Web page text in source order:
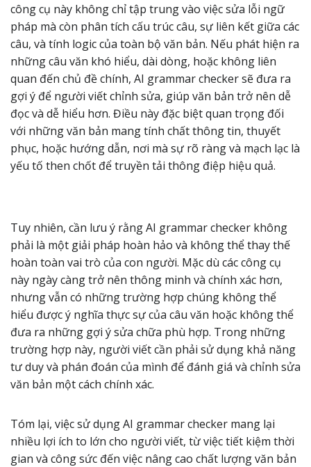
công cụ này không chỉ tập trung vào việc sửa lỗi ngữ
pháp mà còn phân tích cấu trúc câu, sự liên kết giữa các
câu, và tính logic của toàn bộ văn bản. Nếu phát hiện ra
những câu văn khó hiểu, dài dòng, hoặc không liên
quan đến chủ đề chính, AI grammar checker sẽ đưa ra
gợi ý để người viết chỉnh sửa, giúp văn bản trở nên dễ
đọc và dễ hiểu hơn. Điều này đặc biệt quan trọng đối
với những văn bản mang tính chất thông tin, thuyết
phục, hoặc hướng dẫn, nơi mà sự rõ ràng và mạch lạc là
yếu tố then chốt để truyền tải thông điệp hiệu quả.
Tuy nhiên, cần lưu ý rằng AI grammar checker không
phải là một giải pháp hoàn hảo và không thể thay thế
hoàn toàn vai trò của con người. Mặc dù các công cụ
này ngày càng trở nên thông minh và chính xác hơn,
nhưng vẫn có những trường hợp chúng không thể
hiểu được ý nghĩa thực sự của câu văn hoặc không thể
đưa ra những gợi ý sửa chữa phù hợp. Trong những
trường hợp này, người viết cần phải sử dụng khả năng
tư duy và phán đoán của mình để đánh giá và chỉnh sửa
văn bản một cách chính xác.
Tóm lại, việc sử dụng AI grammar checker mang lại
nhiều lợi ích to lớn cho người viết, từ việc tiết kiệm thời
gian và công sức đến việc nâng cao chất lượng văn bản